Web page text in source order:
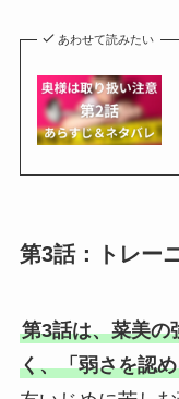
あわせて読みたい
第3話：トレー
第3話は、菜美の
く、「弱さを認